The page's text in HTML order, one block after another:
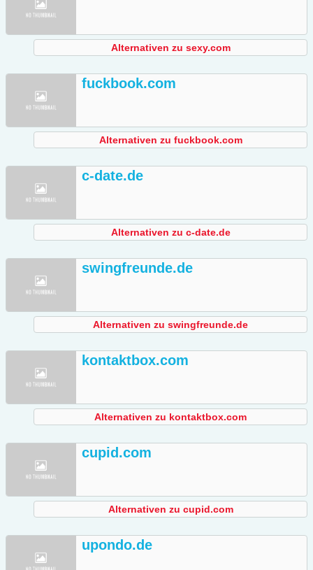
Alternativen zu sexy.com
fuckbook.com
Alternativen zu fuckbook.com
c-date.de
Alternativen zu c-date.de
swingfreunde.de
Alternativen zu swingfreunde.de
kontaktbox.com
Alternativen zu kontaktbox.com
cupid.com
Alternativen zu cupid.com
upondo.de